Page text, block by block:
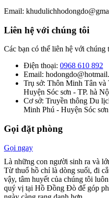
Email:
Liên hệ với chúng tôi
Các bạn có thể liên hệ với chúng
Điện thoại: 0968 610 892
Email:
Trụ sở: Thôn Minh Tân
Huyện Sóc sơn - TP. hà
Cơ sở: Truyền thông Du
Minh Phú - Huyện Sóc
Gọi đặt phòng
Gọi ngay
Là những con người sinh ra và
Từ thuổ hồ chỉ là dòng suối, đi
vậy, tâm huyết của chúng tôi
quý vị tại Hồ Đồng Đò để góp